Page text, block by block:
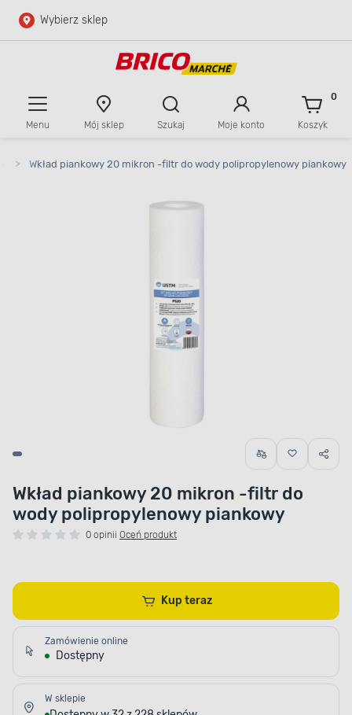
Przejdź do głównej zawartości
Wybierz sklep
Menu Mój sklep Szukaj Moje konto Koszyk
0
> Wkład piankowy 20 mikron -filtr do wody polipropylenowy piankowy
Wkład piankowy 20 mikron -filtr do
wody polipropylenowy piankowy
0 opinii Oceń produkt
Kup teraz
Zamówienie online
Dostępny
W sklepie